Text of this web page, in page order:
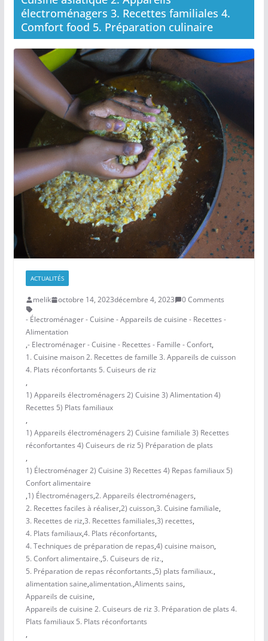
électroménagers 3. Recettes familiales 4.
Comfort food 5. Préparation culinaire
ACTUALITÉS
melik octobre 14, 2023décembre 4, 2023
0 Comments
- Électroménager - Cuisine - Appareils de cuisine - Recettes -
Alimentation
,- Electroménager - Cuisine - Recettes - Famille - Confort,
1. Cuisine maison 2. Recettes de famille 3. Appareils de cuisson
4. Plats réconfortants 5. Cuiseurs de riz
,
1) Appareils électroménagers 2) Cuisine 3) Alimentation 4)
Recettes 5) Plats familiaux
,
1) Appareils électroménagers 2) Cuisine familiale 3) Recettes
réconfortantes 4) Cuiseurs de riz 5) Préparation de plats
,
1) Électroménager 2) Cuisine 3) Recettes 4) Repas familiaux 5)
Confort alimentaire
,1) Électroménagers,2. Appareils électroménagers,
2. Recettes faciles à réaliser,2) cuisson,3. Cuisine familiale,
3. Recettes de riz,3. Recettes familiales,3) recettes,
4. Plats familiaux,4. Plats réconfortants,
4. Techniques de préparation de repas,4) cuisine maison,
5. Confort alimentaire.,5. Cuiseurs de riz.,
5. Préparation de repas réconfortants.,5) plats familiaux.,
alimentation saine,alimentation.,Aliments sains,
Appareils de cuisine,
Appareils de cuisine 2. Cuiseurs de riz 3. Préparation de plats 4.
Plats familiaux 5. Plats réconfortants
,